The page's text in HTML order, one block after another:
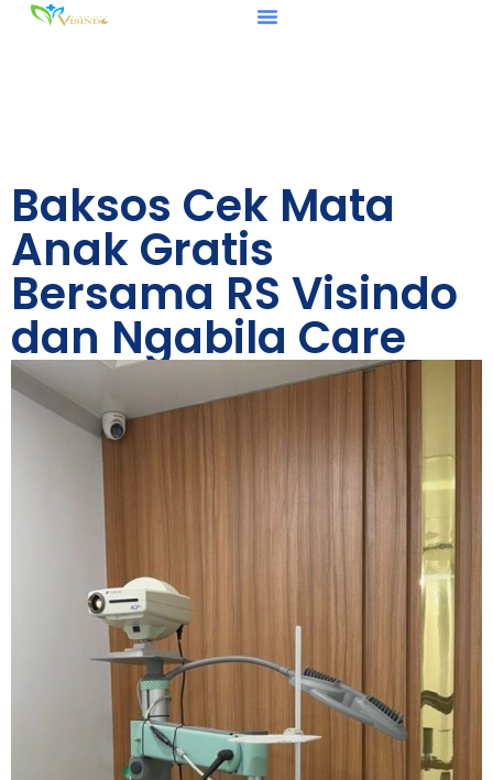
Baksos Cek Mata
Anak Gratis
Bersama RS Visindo
dan Ngabila Care